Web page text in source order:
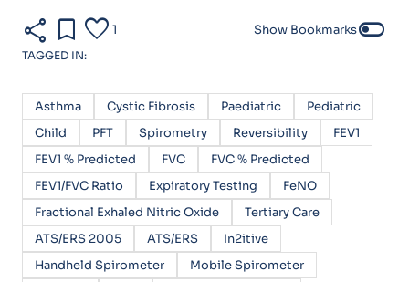
share bookmark favorite 1 Show Bookmarkstoggle_off
TAGGED IN:
Asthma Cystic Fibrosis Paediatric
Pediatric
Child
PFT Spirometry Reversibility
FEV1
FEV1 % Predicted
FVC
FVC % Predicted
FEV1/FVC Ratio
Expiratory Testing
FeNO
Fractional Exhaled Nitric Oxide
Tertiary Care
ATS/ERS 2005
ATS/ERS
In2itive
Handheld Spirometer
Mobile Spirometer